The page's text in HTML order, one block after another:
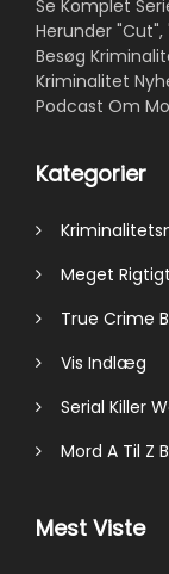
Se Komplet
Herunder "Cut",
Besøg
Kriminalitet
Podcast Om
Kategorier
Meget
True Crime
Vis Indlæg
Serial Killer
Mord A Til Z
Mest Viste